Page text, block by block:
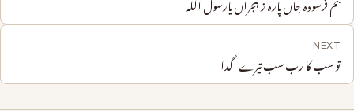
NEXT
تو سب کا رب سب تیرے گدا